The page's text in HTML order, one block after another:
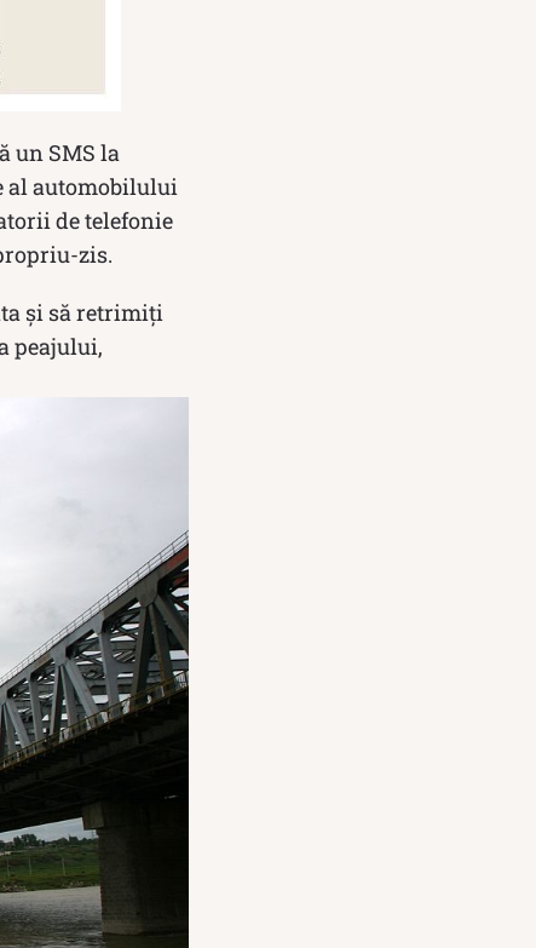
un SMS la
al automobilului
de telefonie
zis.
și să retrimiți
peajului,